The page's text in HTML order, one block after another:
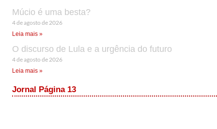
Múcio é uma besta?
4 de agosto de 2026
Leia mais »
O discurso de Lula e a urgência do futuro
4 de agosto de 2026
Leia mais »
Jornal Página 13